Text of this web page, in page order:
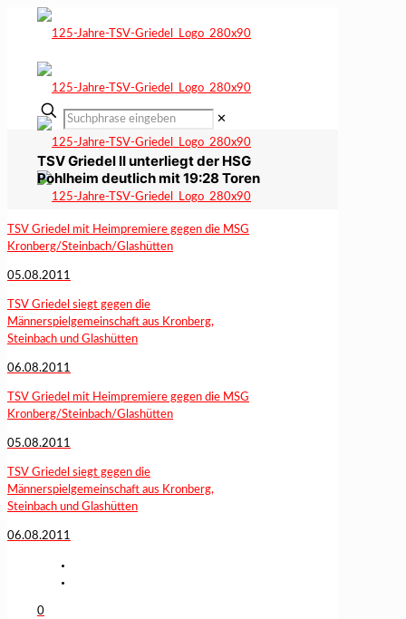
✕
TSV Griedel II unterliegt der HSG
Pohlheim deutlich mit 19:28 Toren
TSV Griedel mit Heimpremiere gegen die MSG
Kronberg/Steinbach/Glashütten
05.08.2011
TSV Griedel siegt gegen die
Männerspielgemeinschaft aus Kronberg,
Steinbach und Glashütten
06.08.2011
TSV Griedel mit Heimpremiere gegen die MSG
Kronberg/Steinbach/Glashütten
05.08.2011
TSV Griedel siegt gegen die
Männerspielgemeinschaft aus Kronberg,
Steinbach und Glashütten
06.08.2011
0